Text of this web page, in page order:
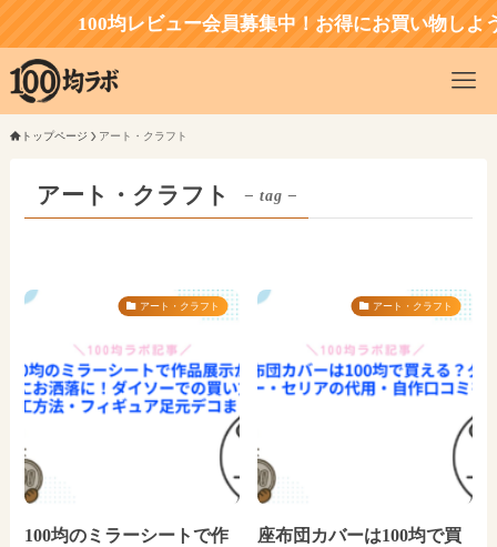
100均レビュー会員募集中！お得にお買い物しよう
トップページ アート・クラフト
アート・クラフト – tag –
アート・クラフト
100均のミラーシートで作
アート・クラフト
座布団カバーは100均で買